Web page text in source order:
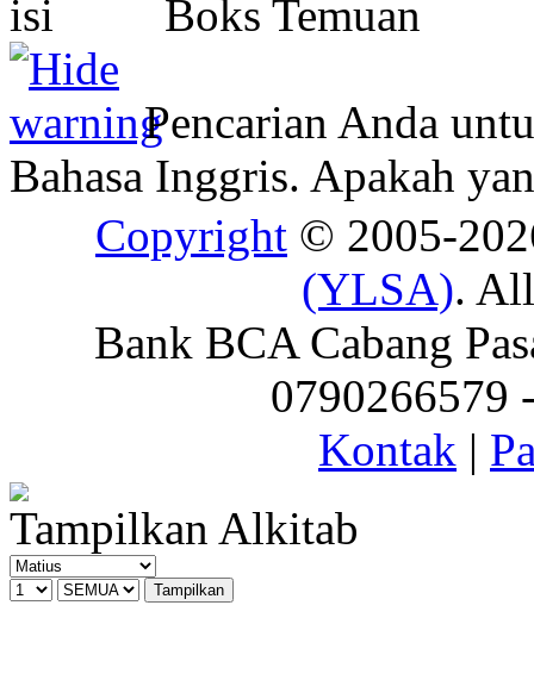
Boks Temuan
Pencarian Anda
Bahasa Inggris. Apakah
Copyright © 2005-
(YLSA).
Bank BCA Cabang
0790266579
Kontak |
Tampilkan Alkitab